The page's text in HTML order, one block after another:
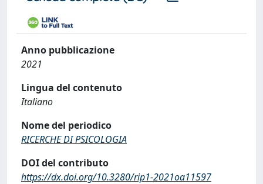
Anno pubblicazione
2021
Lingua del contenuto
Italiano
Nome del periodico
RICERCHE DI PSICOLOGIA
DOI del contributo
https://dx.doi.org/10.3280/rip1-2021oa11597